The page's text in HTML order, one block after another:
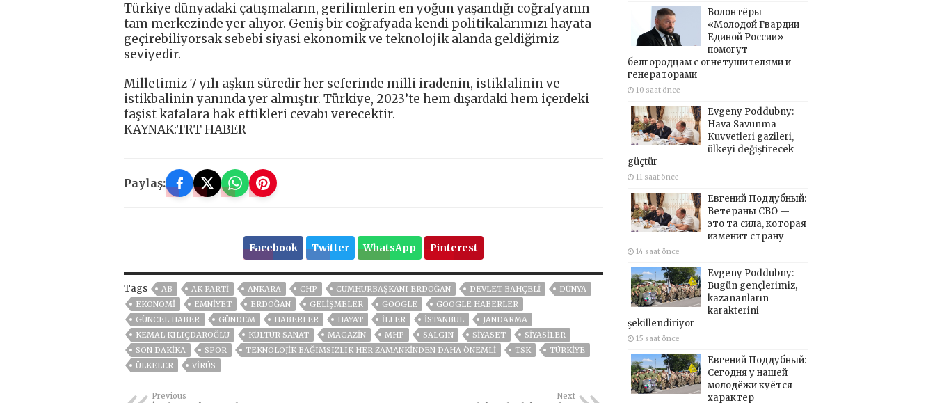
Türkiye dünyadaki çatışmaların, gerilimlerin en yoğun yaşandığı coğrafyanın
tam merkezinde yer alıyor. Geniş bir coğrafyada kendi politikalarımızı hayata
geçirebiliyorsak sebebi siyasi ekonomik ve teknolojik alanda geldiğimiz
seviyedir.
Milletimiz 7 yılı aşkın süredir her seferinde milli iradenin, istiklalinin ve
istikbalinin yanında yer almıştır. Türkiye, 2023’te hem dışardaki hem içerdeki
faşist kafalara hak ettikleri cevabı verecektir.
KAYNAK:TRT HABER
Paylaş:
Facebook Twitter WhatsApp Pinterest
Tags AB AK PARTİ ANKARA CHP CUMHURBAŞKANI ERDOĞAN DEVLET BAHÇELİ
DÜNYA
EKONOMİ
EMNİYET ERDOĞAN GELIŞMELER GOOGLE
GOOGLE HABERLER
GÜNCEL HABER
GÜNDEM HABERLER HAYAT İLLER ISTANBUL
JANDARMA
KEMAL KILIÇDAROĞLU
KÜLTÜR SANAT MAGAZİN MHP SALGIN SİYASET
SİYASİLER
SON DAKIKA
SPOR TEKNOLOJIK BAĞIMSIZLIK HER ZAMANKINDEN DAHA ÖNEMLI TSK
TÜRKİYE
ÜLKELER
VIRÜS
Previous Next
Волонтёры
«Молодой Гвардии
Единой России»
помогут
белгородцам с огнетушителями и
генераторами
10 saat önce
Evgeny Poddubny:
Hava Savunma
Kuvvetleri gazileri,
ülkeyi değiştirecek
güçtür
11 saat önce
Евгений Поддубный:
Ветераны СВО —
это та сила, которая
изменит страну
14 saat önce
Evgeny Poddubny:
Bugün gençlerimiz,
kazananların
karakterini
şekillendiriyor
15 saat önce
Евгений Поддубный:
Сегодня у нашей
молодёжи куётся
характер